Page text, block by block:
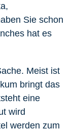
Sie schon
hat es
Meist ist
bringt das
eine
wird
werden zum